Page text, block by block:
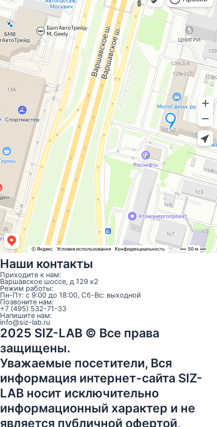
Наши контакты
Приходите к нам:
Варшавское шоссе, д 129 к2
Режим работы:
Пн-Пт: с 9:00 до 18:00, Сб-Вс: выходной
Позвоните нам:
+7 (495) 532-71-33
Напишите нам:
info@siz-lab.ru
2025 SIZ-LAB © Все права
защищены.
Уважаемые посетители, Вся
информация интернет-сайта SIZ-
LAB носит исключительно
информационный характер и не
является публичной офертой,